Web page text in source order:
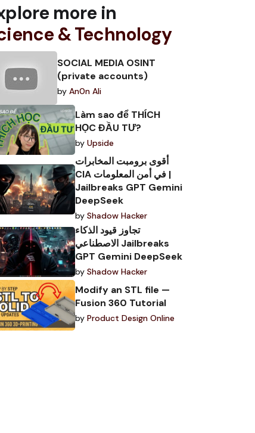
more in
& Technology
SOCIAL MEDIA OSINT
(private accounts)
by An0n Ali
Làm sao để THÍCH
HỌC ĐẦU TƯ?
by Upside
أقوى برومبت المخابرات
CIA في أمن المعلومات |
Jailbreaks GPT Gemini
DeepSeek
by Shadow Hacker
تجاوز قيود الذكاء
الاصطناعي Jailbreaks
GPT Gemini DeepSeek
by Shadow Hacker
Modify an STL file —
Fusion 360 Tutorial
by Product Design Online